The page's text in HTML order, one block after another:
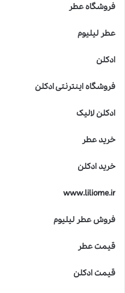
فروشگاه عطر
عطر لیلیوم
ادکلن
فروشگاه اینترنتی ادکلن
ادکلن لالیک
خرید عطر
خرید ادکلن
www.liliome.ir
فروش عطر لیلیوم
قیمت عطر
قیمت ادکلن